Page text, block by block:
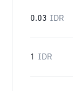
0.03 IDR
1 IDR